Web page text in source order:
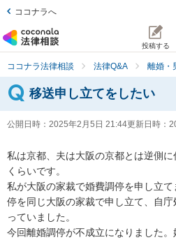
ココナラへ
投稿する
ココナラ法律相談 法律Q&A 離婚・
移送申し立てをしたい
公開日時： 2025年2月5日 21:44更新日時：
私は京都、夫は大阪の京都とは逆側
くらいです。
私が大阪の家裁で婚費調停を申し立
停を同じ大阪の家裁で申し立て、自
っていました。
今回離婚調停が不成立になりました